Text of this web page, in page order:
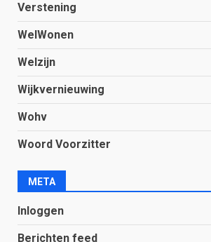
Verstening
WelWonen
Welzijn
Wijkvernieuwing
Wohv
Woord Voorzitter
META
Inloggen
Berichten feed